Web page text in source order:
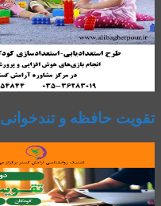
تقویت حافظه و تندخوانی